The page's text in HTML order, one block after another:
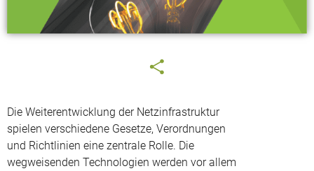
Die Weiterentwicklung der Netzinfrastruktur
spielen verschiedene Gesetze, Verordnungen
und Richtlinien eine zentrale Rolle. Die
wegweisenden Technologien werden vor allem